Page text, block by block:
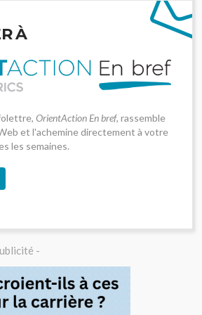
À
OrientAction En bref, rassemble
et l'achemine directement à votre
les semaines.
-